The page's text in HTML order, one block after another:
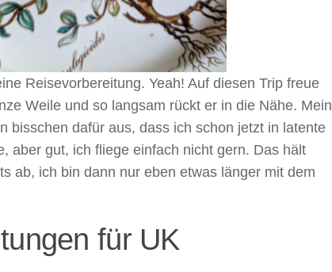
Reisevorbereitung. Yeah! Auf diesen Trip freue
Weile und so langsam rückt er in die Nähe. Mein
bisschen dafür aus, dass ich schon jetzt in latente
aber gut, ich fliege einfach nicht gern. Das hält
ab, ich bin dann nur eben etwas länger mit dem
für UK